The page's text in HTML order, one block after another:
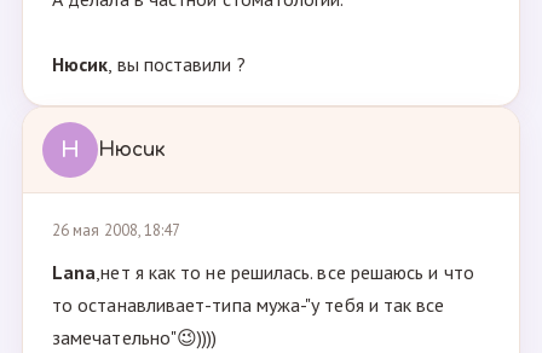
Нюсик, вы поставили ?
Н Нюсик
26 мая 2008, 18:47
Lana,нет я как то не решилась. все решаюсь и что
то останавливает-типа мужа-"у тебя и так все
замечательно"😉))))